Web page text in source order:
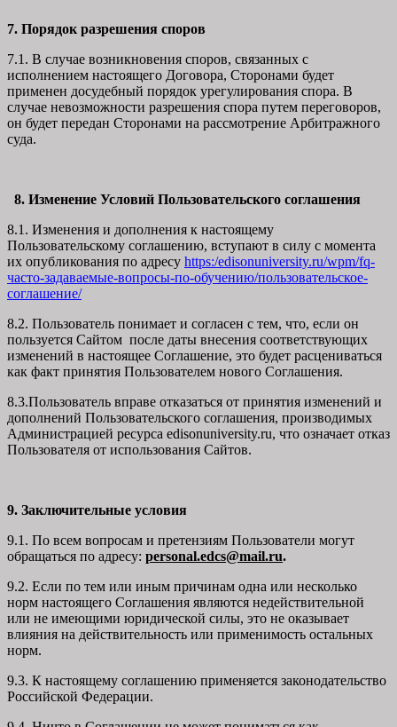
7. Порядок разрешения споров
7.1. В случае возникновения споров, связанных с
исполнением настоящего Договора, Сторонами будет
применен досудебный порядок урегулирования спора. В
случае невозможности разрешения спора путем переговоров,
он будет передан Сторонами на рассмотрение Арбитражного
суда.
8. Изменение Условий Пользовательского соглашения
8.1. Изменения и дополнения к настоящему
Пользовательскому соглашению, вступают в силу с момента
их опубликования по адресу https:/edisonuniversity.ru/wpm/fq-
часто-задаваемые-вопросы-по-обучению/пользовательское-
соглашение/
8.2. Пользователь понимает и согласен с тем, что, если он
пользуется Сайтом после даты внесения соответствующих
изменений в настоящее Соглашение, это будет расцениваться
как факт принятия Пользователем нового Соглашения.
8.3.Пользователь вправе отказаться от принятия изменений и
дополнений Пользовательского соглашения, производимых
Администрацией ресурса edisonuniversity.ru, что означает отказ
Пользователя от использования Сайтов.
9. Заключительные условия
9.1. По всем вопросам и претензиям Пользователи могут
обращаться по адресу: personal.edcs@mail.ru.
9.2. Если по тем или иным причинам одна или несколько
норм настоящего Соглашения являются недействительной
или не имеющими юридической силы, это не оказывает
влияния на действительность или применимость остальных
норм.
9.3. К настоящему соглашению применяется законодательство
Российской Федерации.